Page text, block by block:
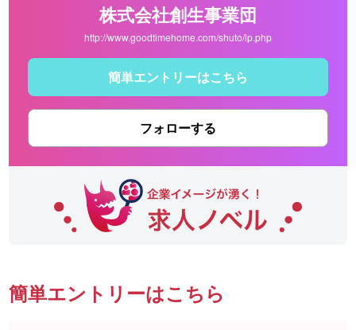
株式会社創生事業団
http://www.goodtimehome.com/shuto/lp.php
簡単エントリーはこちら
フォローする
簡単エントリーはこちら